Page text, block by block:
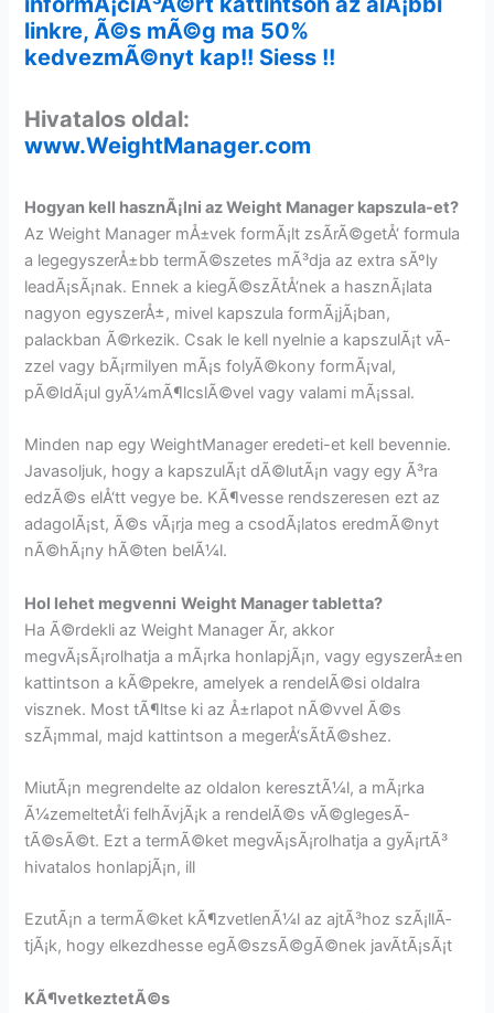
linkre, Ã©s mÃ©g ma 50%
kedvezmÃ©nyt kap!! Siess !!
Hivatalos oldal:
www.WeightManager.com
Hogyan kell hasznÃ¡lni az Weight Manager kapszula-et?
Az Weight Manager mÅ±vek formÃ¡lt zsÃ­rÃ©getÅ‘ formula
a legegyszerÅ±bb termÃ©szetes mÃ³dja az extra sÃºly
leadÃ¡sÃ¡nak. Ennek a kiegÃ©szÃ­tÅ‘nek a hasznÃ¡lata
nagyon egyszerÅ±, mivel kapszula formÃ¡jÃ¡ban,
palackban Ã©rkezik. Csak le kell nyelnie a kapszulÃ¡t vÃ­
zzel vagy bÃ¡rmilyen mÃ¡s folyÃ©kony formÃ¡val,
pÃ©ldÃ¡ul gyÃ¼mÃ¶lcslÃ©vel vagy valami mÃ¡ssal.
Minden nap egy WeightManager eredeti-et kell bevennie.
Javasoljuk, hogy a kapszulÃ¡t dÃ©lutÃ¡n vagy egy Ã³ra
edzÃ©s elÅ‘tt vegye be. KÃ¶vesse rendszeresen ezt az
adagolÃ¡st, Ã©s vÃ¡rja meg a csodÃ¡latos eredmÃ©nyt
nÃ©hÃ¡ny hÃ©ten belÃ¼l.
Hol lehet megvenni Weight Manager tabletta?
Ha Ã©rdekli az Weight Manager Ãr, akkor
megvÃ¡sÃ¡rolhatja a mÃ¡rka honlapjÃ¡n, vagy egyszerÅ±en
kattintson a kÃ©pekre, amelyek a rendelÃ©si oldalra
visznek. Most tÃ¶ltse ki az Å±rlapot nÃ©vvel Ã©s
szÃ¡mmal, majd kattintson a megerÅ‘sÃ­tÃ©shez.
MiutÃ¡n megrendelte az oldalon keresztÃ¼l, a mÃ¡rka
Ã¼zemeltetÅ‘i felhÃ­vjÃ¡k a rendelÃ©s vÃ©glegesÃ­
tÃ©sÃ©t. Ezt a termÃ©ket megvÃ¡sÃ¡rolhatja a gyÃ¡rtÃ³
hivatalos honlapjÃ¡n, ill
EzutÃ¡n a termÃ©ket kÃ¶zvetlenÃ¼l az ajtÃ³hoz szÃ¡llÃ­
tjÃ¡k, hogy elkezdhesse egÃ©szsÃ©gÃ©nek javÃ­tÃ¡sÃ¡t
KÃ¶vetkeztetÃ©s